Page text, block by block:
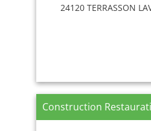
24120 TERRASSON
Construction